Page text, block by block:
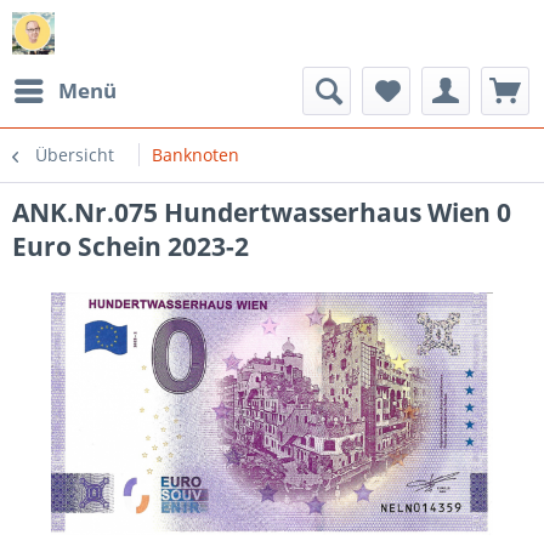
Menü
Übersicht Banknoten
ANK.Nr.075 Hundertwasserhaus Wien 0
Euro Schein 2023-2